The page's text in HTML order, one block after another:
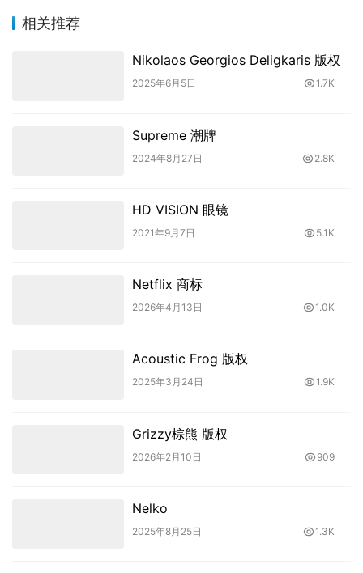
相关推荐
Nikolaos Georgios Deligkaris 版权
2025年6月5日 1.7K
Supreme 潮牌
2024年8月27日 2.8K
HD VISION 眼镜
2021年9月7日 5.1K
Netflix 商标
2026年4月13日 1.0K
Acoustic Frog 版权
2025年3月24日 1.9K
Grizzy棕熊 版权
2026年2月10日 909
Nelko
2025年8月25日 1.3K